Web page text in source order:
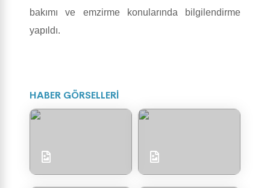
bakımı ve emzirme konularında bilgilendirme
yapıldı.
HABER GÖRSELLERİ